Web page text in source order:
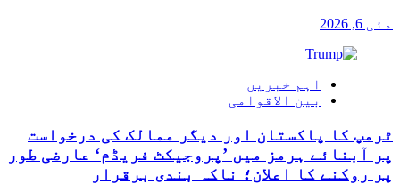
مئی 6, 2026
اہم خبریں
بین الاقوامی
ٹرمپ کا پاکستان اور دیگر ممالک کی درخواست
پر آبنائے ہرمز میں ’پروجیکٹ فریڈم‘ عارضی طور
پر روکنے کا اعلان؛ ناکہ بندی برقرار